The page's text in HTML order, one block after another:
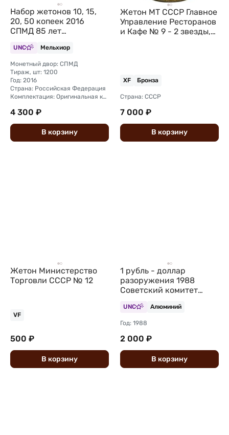
Набор жетонов 10, 15,
20, 50 копеек 2016
СПМД 85 лет
Шпицберген UNC
Мельхиор
UNC Мельхиор
Монетный двор: СПМД
Тираж, шт: 1200
Год: 2016
Страна: Российская Федерация
Комплектация: Оригинальная комплект монетного двора (футляр, капсула)
4 300 ₽
В корзину
Жетон МТ СССР Главное
Управление Ресторанов
и Кафе № 9 - 2 звезды,
XF Бронза
Страна: СССР
7 000 ₽
В корзину
Жетон Министерство
Торговли СССР № 12
VF
500 ₽
В корзину
1 рубль - доллар
разоружения 1988
Советский комитет
UNC Алюминий
Год: 1988
2 000 ₽
В корзину